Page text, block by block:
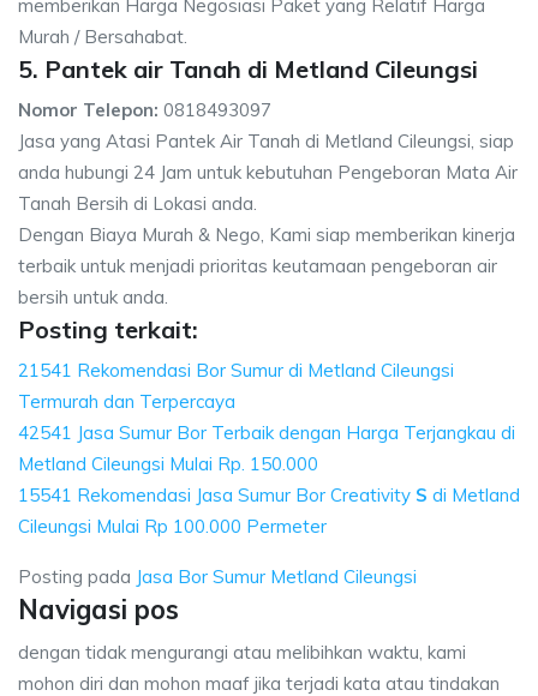
memberikan Harga Negosiasi Paket yang Relatif Harga
Murah / Bersahabat.
5. Pantek air Tanah di Metland Cileungsi
Nomor Telepon: 0818493097
Jasa yang Atasi Pantek Air Tanah di Metland Cileungsi, siap
anda hubungi 24 Jam untuk kebutuhan Pengeboran Mata Air
Tanah Bersih di Lokasi anda.
Dengan Biaya Murah & Nego, Kami siap memberikan kinerja
terbaik untuk menjadi prioritas keutamaan pengeboran air
bersih untuk anda.
Posting terkait:
21541 Rekomendasi Bor Sumur di Metland Cileungsi
Termurah dan Terpercaya
42541 Jasa Sumur Bor Terbaik dengan Harga Terjangkau di
Metland Cileungsi Mulai Rp. 150.000
15541 Rekomendasi Jasa Sumur Bor Creativity S di Metland
Cileungsi Mulai Rp 100.000 Permeter
Posting pada Jasa Bor Sumur Metland Cileungsi
Navigasi pos
dengan tidak mengurangi atau melibihkan waktu, kami
mohon diri dan mohon maaf jika terjadi kata atau tindakan